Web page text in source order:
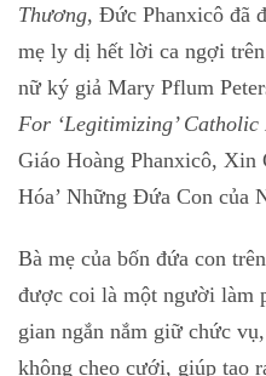
Thương, Đức Phanxicô đã
mẹ ly dị hết lời ca ngợi
nữ ký giả Mary Pflum
For ‘Legitimizing’
Giáo Hoàng Phanxicô, Xin
Hóa’ Những Đứa Con của
Bà mẹ của bốn đứa con
được coi là một người làm
gian ngắn nắm giữ chức
không cheo cưới, giúp tạo